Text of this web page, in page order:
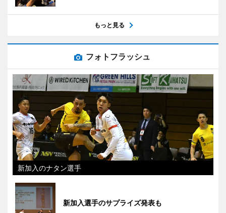
もっと見る
フォトフラッシュ
新加入のナタン選手
新加入選手のサプライズ発表も